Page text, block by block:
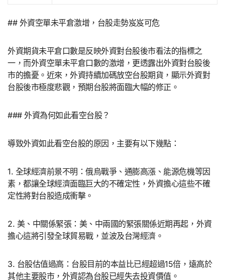
## 外資空單未平倉激增，台股走勢岌岌可危
外資期貨未平倉口數是反映外資對台股後市看法的指標之
一，而外資空單未平倉口數的激增，更透露出外資對台股後
市的擔憂。近來，外資持續加碼放空台股期貨，顯示外資對
台股後市極度悲觀，預期台股將面臨大幅的修正。
### 外資為何如此看空台股？
導致外資如此看空台股的原因，主要有以下幾點：
1. 全球經濟前景不明：俄烏戰爭、通膨高漲、能源危機等因
素，都讓全球經濟面臨巨大的不確定性，外資擔心這些不確
定性將對台股造成衝擊。
2. 美、中關係緊張：美、中兩國的緊張關係近期再起，外資
擔心這將引發全球貿易戰，並波及台灣經濟。
3. 台股估值過高：台股目前的本益比已經超過15倍，遠高於
其他主要股市，外資認為台股已經失去投資價值。